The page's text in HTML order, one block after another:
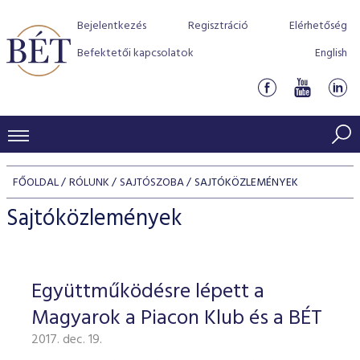
Bejelentkezés Regisztráció
Elérhetőség
Befektetői kapcsolatok
English
KERESKEDÉSI ADATOK
INDEXEK
Jelzáloglevél indexek
Vállalati kötvény indexek
Azonnali Piac
Részvények
Származékos piac
BEFEKTETŐK
Részvény szekció
Hitelpapír szekció
BÉT szabályzatok
Befektetővédelem
Alkalmazott díjstruktúra
Elszámolás
Részvény és vállalati kötvény tőzsdei bevezetését
program
BÉT Xtend - Részvénypiac egyszerűen
TŐZSDETAGOK
Tőzsdetagok, üzletkötők
VENDOROK
FŐOLDAL RÓLUNK SAJTÓSZOBA SAJTÓKÖZLEMÉNYEK
Sajtóközlemények
Együttműködésre lépett a
Magyarok a Piacon Klub és a BÉT
2017. dec. 19.